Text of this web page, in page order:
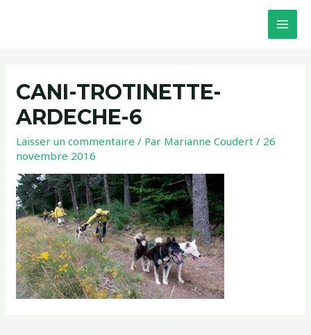
CANI-TROTINETTE-
ARDECHE-6
Laisser un commentaire / Par Marianne Coudert/ 26
novembre 2016